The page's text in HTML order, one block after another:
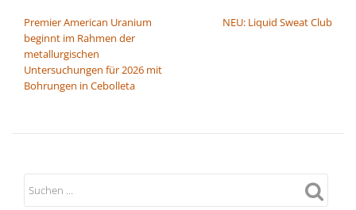
Premier American Uranium
beginnt im Rahmen der
metallurgischen
Untersuchungen für 2026 mit
Bohrungen in Cebolleta
NEU: Liquid Sweat Club